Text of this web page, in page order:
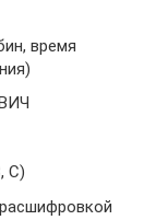
время
С)